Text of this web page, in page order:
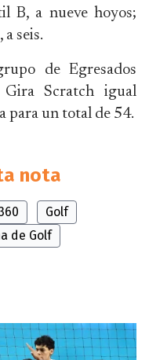
B, a nueve hoyos;
seis.
de Egresados
Scratch igual
para un total de 54.
nota
Golf
de Golf